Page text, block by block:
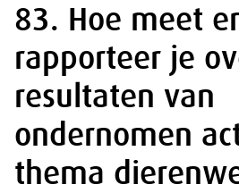
83. Hoe meet
rapporteer je
resultaten van
ondernomen
thema